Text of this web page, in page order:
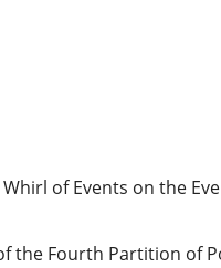
of Events on the
the Fourth Partition of